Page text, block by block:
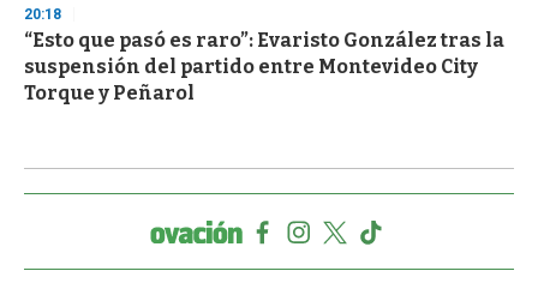
20:18
“Esto que pasó es raro”: Evaristo González tras la
suspensión del partido entre Montevideo City
Torque y Peñarol